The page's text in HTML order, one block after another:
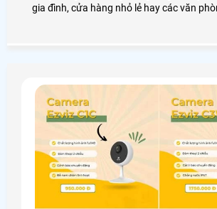
gia đình, cửa hàng nhỏ lẻ hay các văn